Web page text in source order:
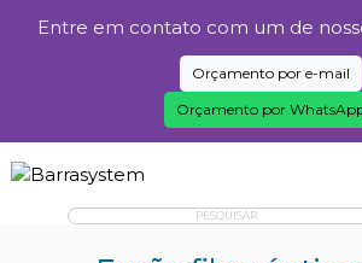
Entre em contato com um de
Orçamento por e-mail
Orçamento por
PESQUISAR